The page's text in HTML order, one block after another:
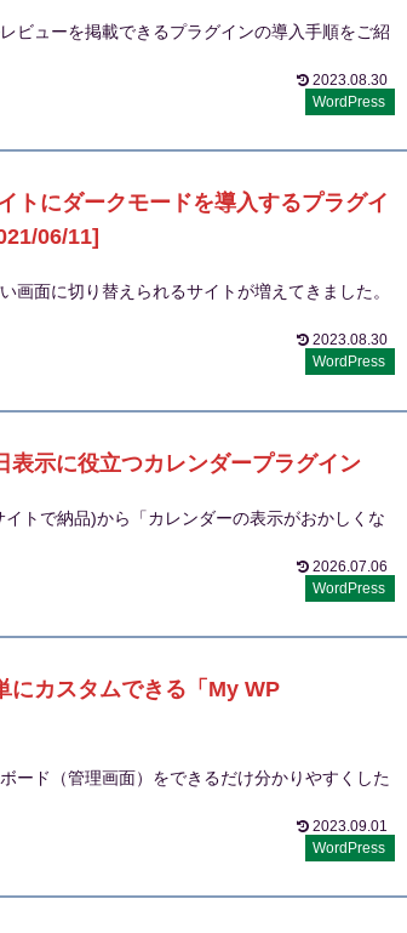
ビューを掲載できるプラグインの導入手順をご紹
2023.08.30
WordPress
トにダークモードを導入するプラグイ
06/11]
画面に切り替えられるサイトが増えてきました。
2023.08.30
WordPress
表示に役立つカレンダープラグイン
トで納品)から「カレンダーの表示がおかしくな
2026.07.06
WordPress
にカスタムできる「My WP
ード（管理画面）をできるだけ分かりやすくした
2023.09.01
WordPress